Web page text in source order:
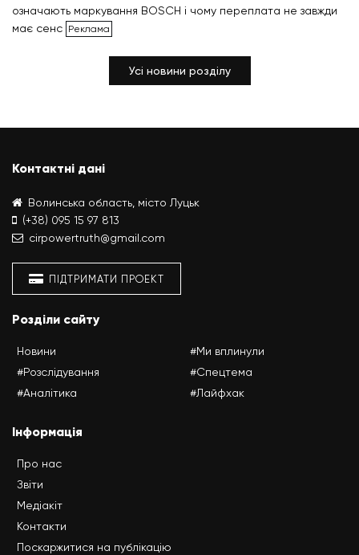
означають маркування BOSCH і чому переплата не завжди
має сенс
Усі новини розділу
Контактні дані
Волинська область, місто Луцьк
(+38) 095 15 97 813
cirpowertruth@gmail.com
ПІДТРИМАТИ ПРОЕКТ
Розділи сайту
Новини
#Розслідування
#Аналітика
#Ми вплинули
#Спецтема
#Лайфхак
Інформація
Про нас
Звіти
Медіакіт
Контакти
Поскаржитися на публікацію